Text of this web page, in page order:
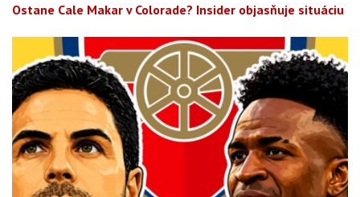
Ostane Cale Makar v Colorade? Insider objasňuje situáciu